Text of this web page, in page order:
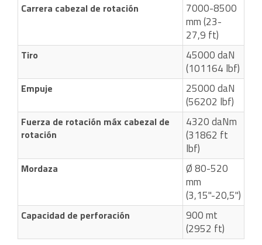
Carrera cabezal de rotación
7000-8500
mm (23-
27,9 ft)
Tiro
45000 daN
(101164 lbf)
Empuje
25000 daN
(56202 lbf)
Fuerza de rotación máx cabezal de
rotación
4320 daNm
(31862 ft
lbf)
Mordaza
Ø 80-520
mm
(3,15"-20,5")
Capacidad de perforación
900 mt
(2952 ft)